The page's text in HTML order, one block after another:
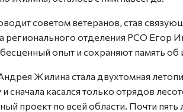
советом ветеранов, став
регионального отделения РСО Егор
опыт и сохраняют память об
Жилина стала двухтомная
сначала касался только отрядов
проект по всей области. Почти пять